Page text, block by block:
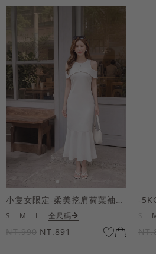
小隻女限定-柔美挖肩荷葉袖魚尾長洋裝
S M L 全尺碼
NT.990 NT.891
-